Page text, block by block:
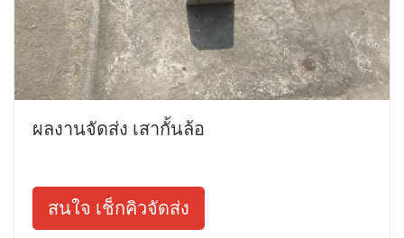
ผลงานจัดส่ง เสากั้นล้อ
สนใจ เช็กคิวจัดส่ง